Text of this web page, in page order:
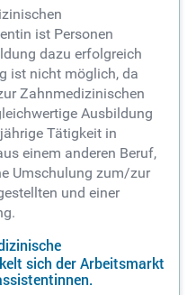
ist Personen
dazu erfolgreich
ist nicht möglich, da
Zahnmedizinischen
Ausbildung
Tätigkeit in
einem anderen Beruf,
Umschulung zum/zur
und einer
sich der Arbeitsmarkt